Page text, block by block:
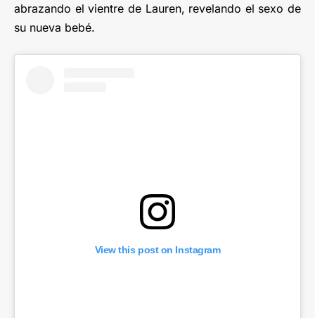
abrazando el vientre de Lauren, revelando el sexo de
su nueva bebé.
View this post on Instagram